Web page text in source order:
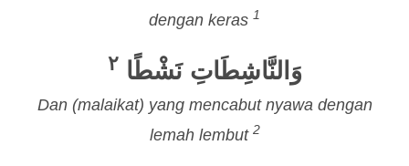
dengan keras 1
وَالنَّاشِطَاتِ نَشْطًا ٢
Dan (malaikat) yang mencabut nyawa dengan
lemah lembut 2